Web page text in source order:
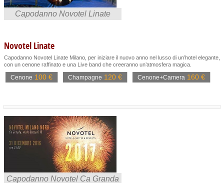
Capodanno Novotel Linate
Novotel Linate
Capodanno Novotel Linate Milano, per iniziare il nuovo anno nel lusso di un’hotel elegante,
con un cenone raffinato e una Live band che creeranno un’atmosfera magica.
Cenone 100 € Champagne 120 € Cenone+Camera 160 €
Capodanno Novotel Ca Granda